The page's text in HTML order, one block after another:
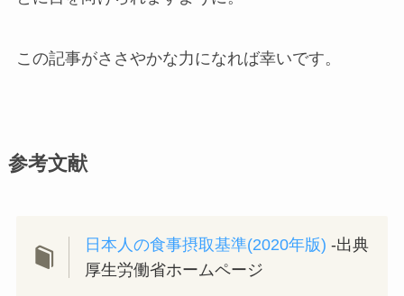
この記事がささやかな力になれば幸いです。
参考文献
日本人の食事摂取基準(2020年版) -出典
厚生労働省ホームページ